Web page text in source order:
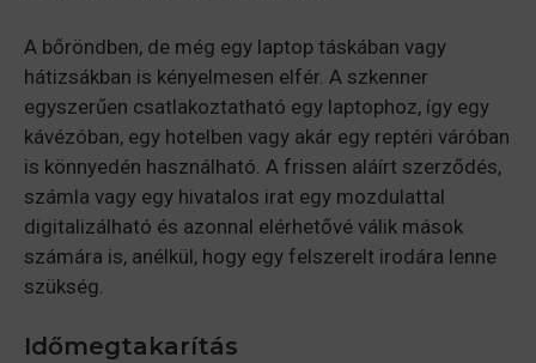
A bőröndben, de még egy laptop táskában vagy
hátizsákban is kényelmesen elfér. A szkenner
egyszerűen csatlakoztatható egy laptophoz, így egy
kávézóban, egy hotelben vagy akár egy reptéri váróban
is könnyedén használható. A frissen aláírt szerződés,
számla vagy egy hivatalos irat egy mozdulattal
digitalizálható és azonnal elérhetővé válik mások
számára is, anélkül, hogy egy felszerelt irodára lenne
szükség.
Időmegtakarítás